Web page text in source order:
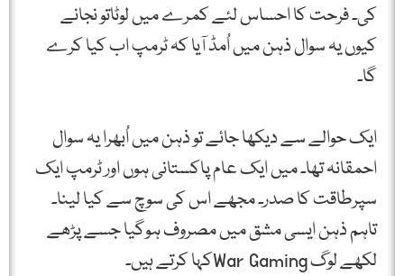
کی۔ فرحت کا احساس لئے کمرے میں لوٹاتو نجانے
کیوں یہ سوال ذہن میں اُمڈ آیا کہ ٹرمپ اب کیا کرے
گا۔
ایک حوالے سے دیکھا جائے تو ذہن میں اُبھرا یہ سوال
احمقانہ تھا۔ میں ایک عام پاکستانی ہوں اور ٹرمپ ایک
سپرطاقت کا صدر۔ مجھے اس کی سوچ سے کیا لینا۔
تاہم ذہن ایسی مشق میں مصروف ہوگیا جسے پڑھے
لکھے لوگ War Gamingکہا کرتے ہیں۔